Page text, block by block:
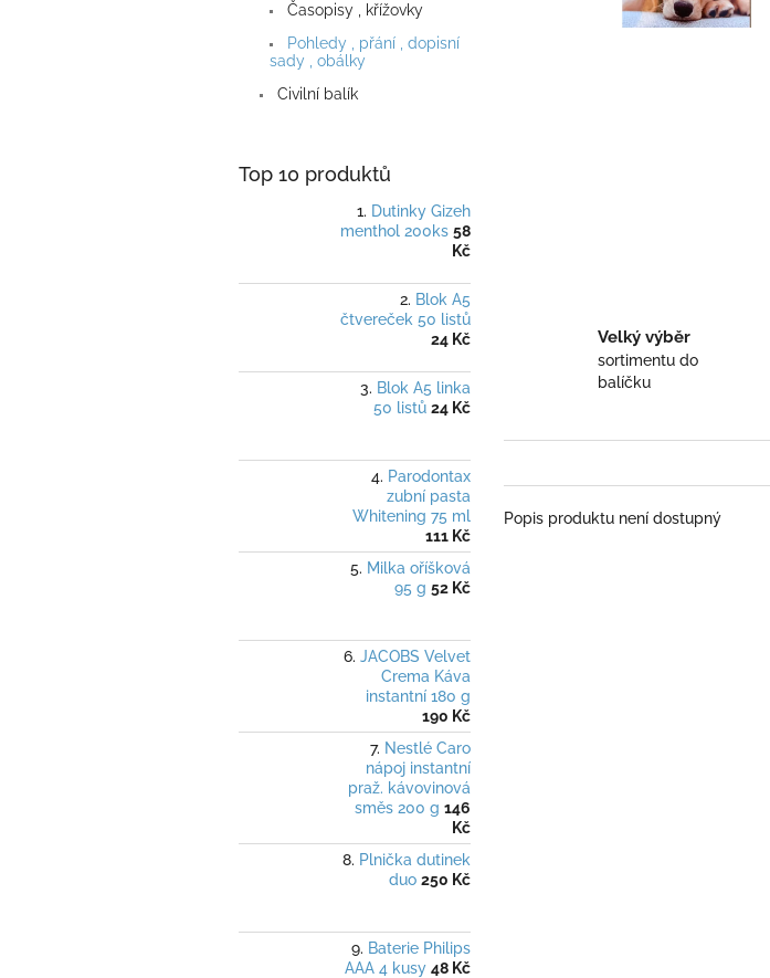
Časopisy , křížovky
Pohledy , přání , dopisní
sady , obálky
Civilní balík
Top 10 produktů
Dutinky Gizeh
menthol 200ks 58
Kč
Blok A5
čtvereček 50 listů
24 Kč
Blok A5 linka
50 listů 24 Kč
Parodontax
zubní pasta
Whitening 75 ml
111 Kč
Milka oříšková
95 g 52 Kč
JACOBS Velvet
Crema Káva
instantní 180 g
190 Kč
Nestlé Caro
nápoj instantní
praž. kávovinová
směs 200 g 146
Kč
Plnička dutinek
duo 250 Kč
Baterie Philips
AAA 4 kusy 48 Kč
Velký výběr
sortimentu do
balíčku
Popis produktu není dostupný